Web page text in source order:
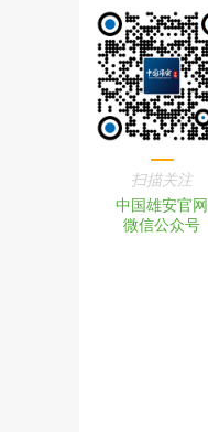
扫描关注
中国雄安官网
微信公众号